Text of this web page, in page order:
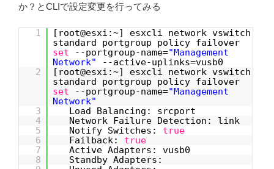
か？とCLIで設定変更を行ってみる
1
[root@esxi:~] esxcli network vswitch
standard portgroup policy failover
set
--portgroup-name="Management
Network"
--active-uplinks=vusb0
2
[root@esxi:~] esxcli network vswitch
standard portgroup policy failover
set
--portgroup-name="Management
Network"
3
Load Balancing: srcport
4
Network Failure Detection: link
5
Notify Switches: true
6
Failback: true
7
Active Adapters: vusb0
8
Standby Adapters: